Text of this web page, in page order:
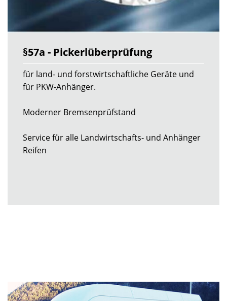
§57a - Pickerlüberprüfung
für land- und forstwirtschaftliche Geräte und
für PKW-Anhänger.
Moderner Bremsenprüfstand
Service für alle Landwirtschafts- und Anhänger
Reifen